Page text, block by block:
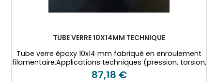
TUBE VERRE 10X14MM TECHNIQUE
Tube verre époxy 10x14 mm fabriqué en enroulement
filamentaire.Applications techniques (pression, torsion,
hautes températures...)
87,18 €